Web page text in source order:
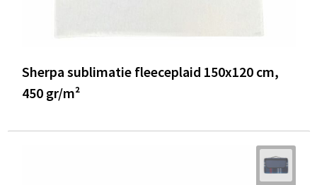
Sherpa sublimatie fleeceplaid 150x120 cm,
450 gr/m²